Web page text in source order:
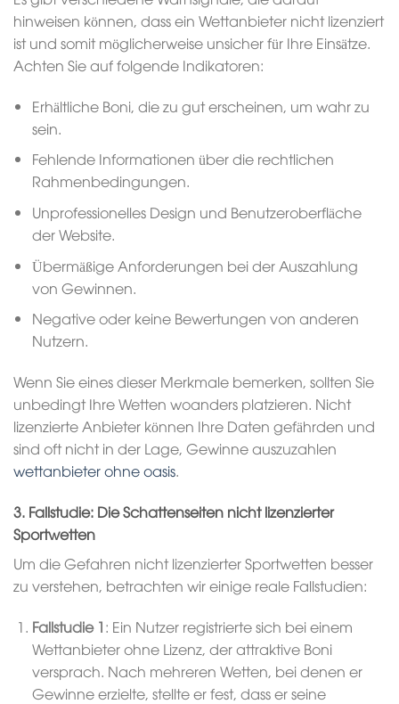
hinweisen können, dass ein Wettanbieter nicht lizenziert
ist und somit möglicherweise unsicher für Ihre Einsätze.
Achten Sie auf folgende Indikatoren:
Erhältliche Boni, die zu gut erscheinen, um wahr zu
sein.
Fehlende Informationen über die rechtlichen
Rahmenbedingungen.
Unprofessionelles Design und Benutzeroberfläche
der Website.
Übermäßige Anforderungen bei der Auszahlung
von Gewinnen.
Negative oder keine Bewertungen von anderen
Nutzern.
Wenn Sie eines dieser Merkmale bemerken, sollten Sie
unbedingt Ihre Wetten woanders platzieren. Nicht
lizenzierte Anbieter können Ihre Daten gefährden und
sind oft nicht in der Lage, Gewinne auszuzahlen
wettanbieter ohne oasis.
3. Fallstudie: Die Schattenseiten nicht lizenzierter
Sportwetten
Um die Gefahren nicht lizenzierter Sportwetten besser
zu verstehen, betrachten wir einige reale Fallstudien:
Fallstudie 1: Ein Nutzer registrierte sich bei einem
Wettanbieter ohne Lizenz, der attraktive Boni
versprach. Nach mehreren Wetten, bei denen er
Gewinne erzielte, stellte er fest, dass er seine